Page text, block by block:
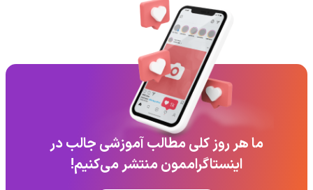
ما هر روز کلی مطالب آموزشی جالب در
اینستاگراممون منتشر می‌کنیم!